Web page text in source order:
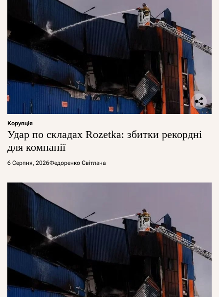
Корупція
Удар по складах Rozetka: збитки рекордні
для компанії
6 Серпня, 2026Федоренко Світлана